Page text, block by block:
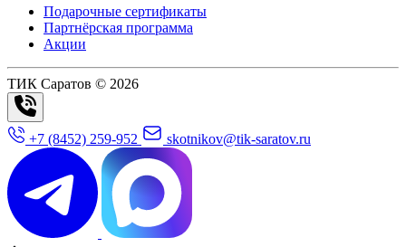
Подарочные сертификаты
Партнёрская программа
Акции
ТИК Саратов © 2026
+7 (8452) 259-952 skotnikov@tik-saratov.ru